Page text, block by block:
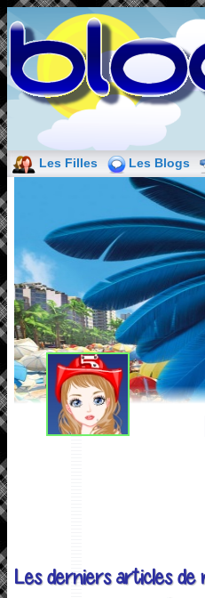
Les Filles Les Blogs
Les derniers articles de